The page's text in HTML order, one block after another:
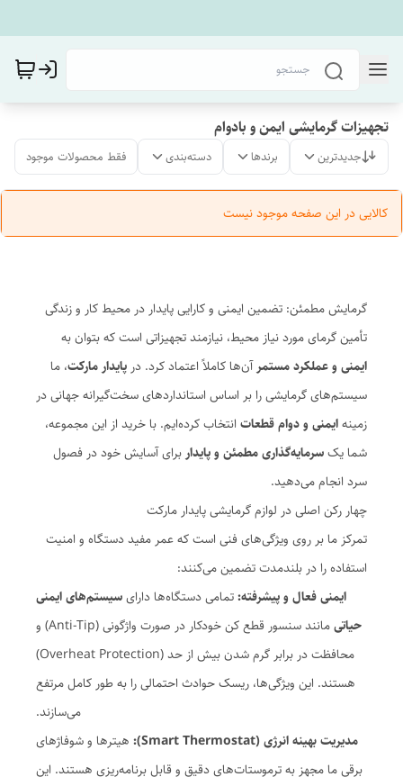
تجهیزات گرمایشی ایمن و بادوام
جدیدترین برندها دسته‌بندی فقط محصولات موجود
کالایی در این صفحه موجود نیست
گرمایش مطمئن: تضمین ایمنی و کارایی پایدار در محیط کار و زندگی
تأمین گرمای مورد نیاز محیط، نیازمند تجهیزاتی است که بتوان به
ایمنی و عملکرد مستمرآن‌ها کاملاً اعتماد کرد. در پایدار مارکت، ما
سیستم‌های گرمایشی را بر اساس استانداردهای سخت‌گیرانه جهانی در
زمینهایمنی و دوام قطعات انتخاب کرده‌ایم. با خرید از این مجموعه،
شما یکسرمایه‌گذاری مطمئن و پایدار برای آسایش خود در فصول
سرد انجام می‌دهید.
چهار رکن اصلی در لوازم گرمایشی پایدار مارکت
تمرکز ما بر روی ویژگی‌های فنی است که عمر مفید دستگاه و امنیت
استفاده را در بلندمدت تضمین می‌کنند:
ایمنی فعال و پیشرفته:تمامی دستگاه‌ها دارایسیستم‌های ایمنی
حیاتی
مانند سنسور قطع کن خودکار در صورت واژگونی (Anti-Tip) و
محافظت در برابر گرم شدن بیش از حد (Overheat Protection)
هستند. این ویژگی‌ها، ریسک حوادث احتمالی را به طور کامل مرتفع
می‌سازند.
مدیریت بهینه انرژی (Smart Thermostat):
هیترها و شوفاژهای
برقی ما مجهز به ترموستات‌های دقیق و قابل برنامه‌ریزی هستند. این